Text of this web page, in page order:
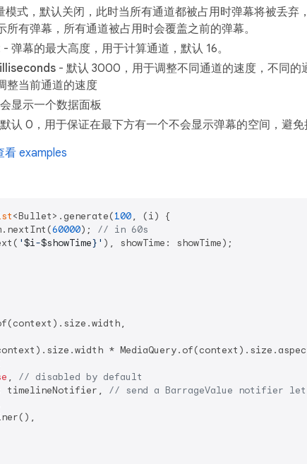
模式，默认关闭，此时当所有通道都被占用时弹幕将被丢弃
有弹幕，所有通道被占用时会覆盖之前的弹幕。
- 弹幕的最大高度，用于计算通道，默认 16。
- 默认 3000，用于调整不同通道的速度，不同的
整当前通道的速度
显示一个数据面板
认 0，用于保证在最下方有一个不会显示弹幕的空间，避免
看 examples
<Bullet>.generate(100, (i) {
60000); // in 60s
'$i-$showTime}' ), showTime: showTime);
*
, // disabled by default
timelineNotifier,
// send a BarrageValue notifier